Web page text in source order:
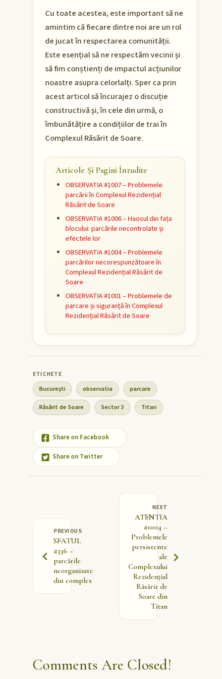
Cu toate acestea, este important să ne
amintim că fiecare dintre noi are un rol
de jucat în respectarea comunității.
Este esențial să ne respectăm vecinii și
să fim conștienți de impactul acțiunilor
noastre asupra celorlalți. Sper ca prin
acest articol să încurajez o discuție
constructivă și, în cele din urmă, o
îmbunătățire a condițiilor de trai în
Complexul Răsărit de Soare.
Articole Și Pagini Înrudite
OBSERVATIA #1007 – Problemele
parcării în Complexul Rezidențial
Răsărit de Soare
OBSERVATIA #1006 – Haosul din fața
blocului: parcările necontrolate și
efectele lor
OBSERVATIA #1004 – Problemele
parcărilor necorespunzătoare în
Complexul Rezidențial Răsărit de
Soare
OBSERVATIA #1001 – Problemele de
parcare și siguranță în Complexul
Rezidențial Răsărit de Soare
București observatia parcare
Răsărit de Soare Sector 3 Titan
Share on Facebook
Share on Twitter
PREVIOUS
SFATUL
#336 –
parcările
neorganizate
din complex
NEXT
ATENTIA
#1004 –
Problemele
persistente
ale
Complexului
Rezidențial
Răsărit de
Soare din
Titan
Comments Are Closed!